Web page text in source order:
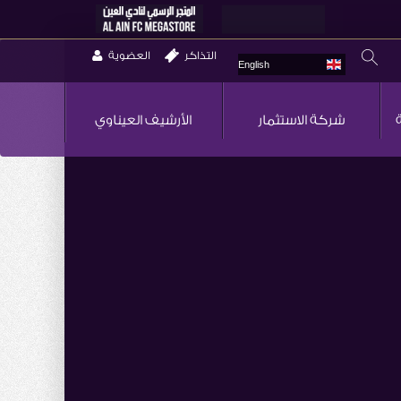
English
التذاكر العضوية
الأرشيف العيناوي شركة الاستثمار